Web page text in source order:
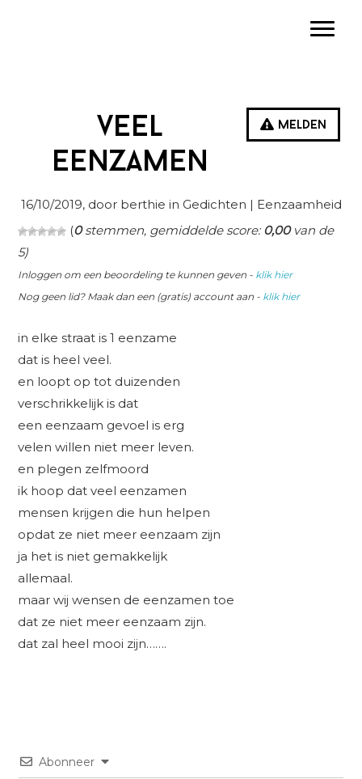
Melden
veel
eenzamen
16/10/2019, door berthie in Gedichten | Eenzaamheid
(0stemmen, gemiddelde score:0,00van de
5)
Inloggen om een beoordeling te kunnen geven - klik hier
Nog geen lid? Maak dan een (gratis) account aan - klik hier
in elke straat is 1 eenzame
dat is heel veel.
en loopt op tot duizenden
verschrikkelijk is dat
een eenzaam gevoel is erg
velen willen niet meer leven.
en plegen zelfmoord
ik hoop dat veel eenzamen
mensen krijgen die hun helpen
opdat ze niet meer eenzaam zijn
ja het is niet gemakkelijk
allemaal.
maar wij wensen de eenzamen toe
dat ze niet meer eenzaam zijn.
dat zal heel mooi zijn…….
Abonneer